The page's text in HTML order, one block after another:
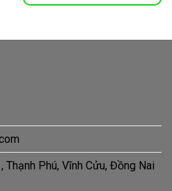
Phú, Vĩnh Cửu, Đồng Nai